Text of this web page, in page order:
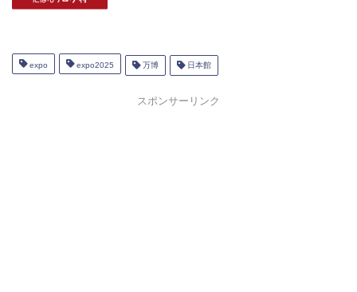
expo expo2025 万博 日本館
スポンサーリンク